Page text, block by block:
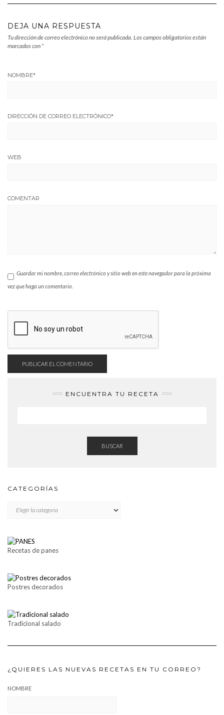
DEJA UNA RESPUESTA
Tu dirección de correo electrónico no será publicada. Los campos obligatorios están
marcados con *
NOMBRE*
DIRECCIÓN DE CORREO ELECTRÓNICO*
WEB
COMENTAR
Guardar mi nombre, correo electrónico y sitio web en este navegador para la próxima
vez que haga un comentario.
ENCUENTRA TU RECETA
BUSCAR
CATEGORÍAS
Recetas de panes
Postres decorados
Tradicional salado
¿QUIERES LAS NUEVAS RECETAS EN TU CORREO?
NOMBRE